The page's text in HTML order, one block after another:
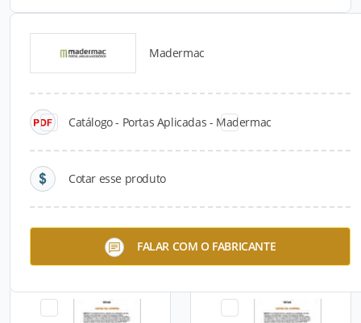
Madermac
Catálogo - Portas Aplicadas - Madermac
Cotar esse produto
FALAR COM O FABRICANTE
Catálogos para Download
Portas Aplicadas -